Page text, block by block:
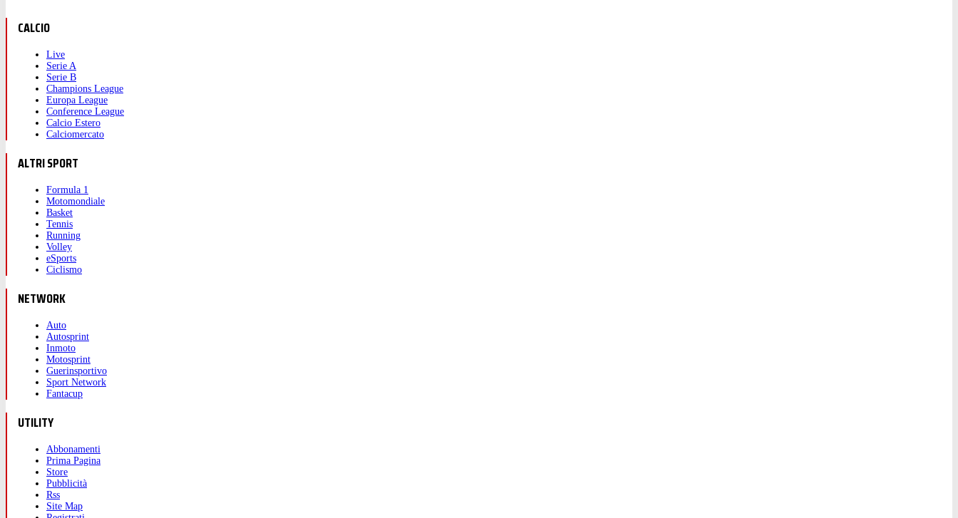
CALCIO
Live
Serie A
Serie B
Champions League
Europa League
Conference League
Calcio Estero
Calciomercato
ALTRI SPORT
Formula 1
Motomondiale
Basket
Tennis
Running
Volley
eSports
Ciclismo
NETWORK
Auto
Autosprint
Inmoto
Motosprint
Guerinsportivo
Sport Network
Fantacup
UTILITY
Abbonamenti
Prima Pagina
Store
Pubblicità
Rss
Site Map